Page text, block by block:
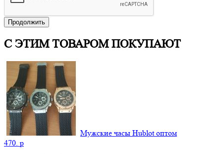
Продолжить
С ЭТИМ ТОВАРОМ ПОКУПАЮТ
Мужские часы Hublot оптом
470. p